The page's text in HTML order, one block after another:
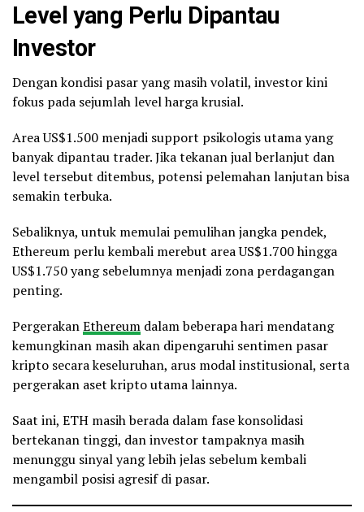
Level yang Perlu Dipantau
Investor
Dengan kondisi pasar yang masih volatil, investor kini
fokus pada sejumlah level harga krusial.
Area US$1.500 menjadi support psikologis utama yang
banyak dipantau trader. Jika tekanan jual berlanjut dan
level tersebut ditembus, potensi pelemahan lanjutan bisa
semakin terbuka.
Sebaliknya, untuk memulai pemulihan jangka pendek,
Ethereum perlu kembali merebut area US$1.700 hingga
US$1.750 yang sebelumnya menjadi zona perdagangan
penting.
PergerakanEthereum dalam beberapa hari mendatang
kemungkinan masih akan dipengaruhi sentimen pasar
kripto secara keseluruhan, arus modal institusional, serta
pergerakan aset kripto utama lainnya.
Saat ini, ETH masih berada dalam fase konsolidasi
bertekanan tinggi, dan investor tampaknya masih
menunggu sinyal yang lebih jelas sebelum kembali
mengambil posisi agresif di pasar.